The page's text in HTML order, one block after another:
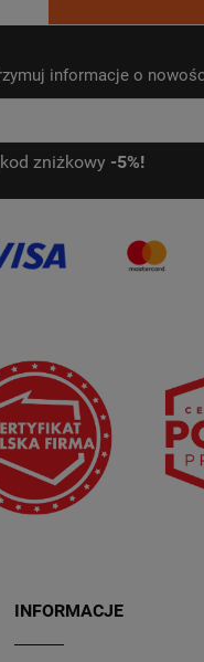
informacje o
zniżkowy -5%!
INFORMACJE